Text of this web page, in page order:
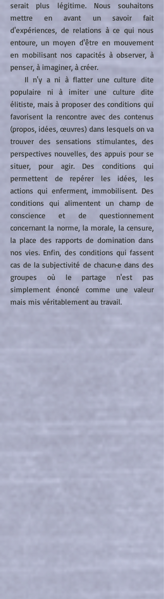
serait plus légitime. Nous souhaitons
mettre en avant un savoir fait
d'expériences, de relations à ce qui nous
entoure, un moyen d'être en mouvement
en mobilisant nos capacités à observer, à
penser, à imaginer, à créer.
Il n'y a ni à flatter une culture dite
populaire ni à imiter une culture dite
élitiste, mais à proposer des conditions qui
favorisent la rencontre avec des contenus
(propos, idées, œuvres) dans lesquels on va
trouver des sensations stimulantes, des
perspectives nouvelles, des appuis pour se
situer, pour agir. Des conditions qui
permettent de repérer les idées, les
actions qui enferment, immobilisent. Des
conditions qui alimentent un champ de
conscience et de questionnement
concernant la norme, la morale, la censure,
la place des rapports de domination dans
nos vies. Enfin, des conditions qui fassent
cas de la subjectivité de chacun·e dans des
groupes où le partage n'est pas
simplement énoncé comme une valeur
mais mis véritablement au travail.